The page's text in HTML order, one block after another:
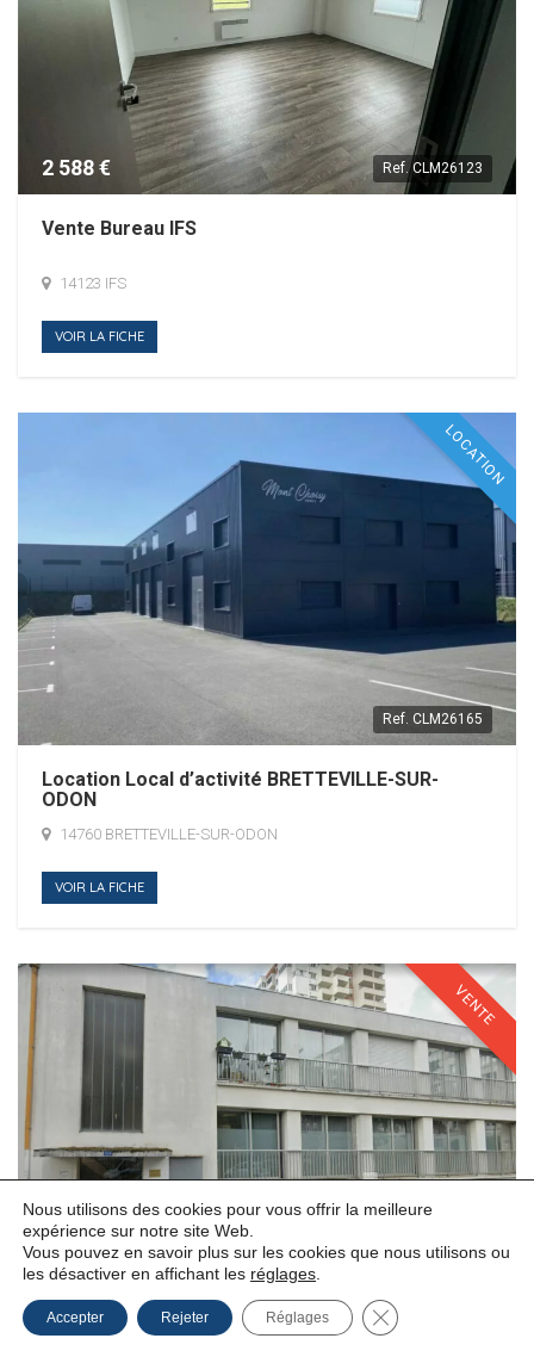
2 588 € Ref. CLM26123
Vente Bureau IFS
14123 IFS
VOIR LA FICHE
LOCATION
Ref. CLM26165
Location Local d’activité BRETTEVILLE-SUR-
ODON
14760 BRETTEVILLE-SUR-ODON
VOIR LA FICHE
VENTE
352 €
Vente Bureau HEROUVILLE-SAINT-CLAIR
Nous utilisons des cookies pour vous offrir la meilleure
expérience sur notre site Web.
Vous pouvez en savoir plus sur les cookies que nous utilisons ou
les désactiver en affichant les réglages
Accepter Rejeter Réglages Fermer la bannière